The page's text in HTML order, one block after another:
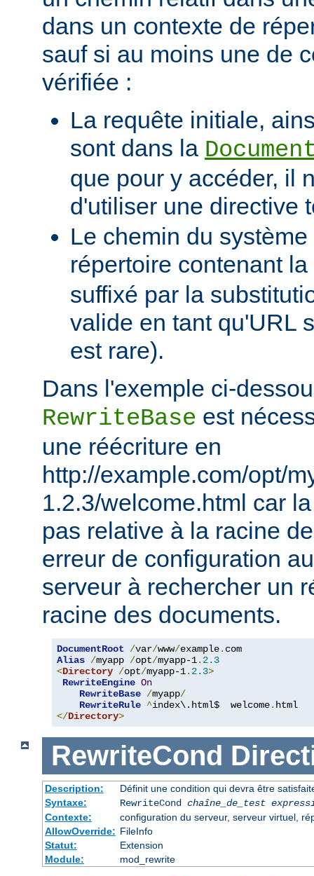
dans un contexte de
sauf si au moins une de
vérifiée :
La requête initiale,
sont dans la
que pour y accéder, il
d'utiliser une directive
Le chemin du
répertoire contenant la
suffixé par la
valide en tant qu'URL
est rare).
Dans l'exemple ci-
RewriteBase est
une réécriture en
http://example.com/opt/
1.2.3/welcome.html car
pas relative à la racine
erreur de configuration
serveur à rechercher un
racine des documents.
DocumentRoot /var/www/example.
Alias /myapp /opt/myapp-1. 2.3
<Directory /opt/myapp-1. 2.3>
RewriteEngine On
RewriteBase /myapp/
RewriteRule ^index\.html$  welcome.
</Directory>
RewriteCond
Description:
Définit une condition qui devra être
Syntaxe:
RewriteCond chaîne_de_test
Contexte:
configuration du serveur, serveur virtuel,
AllowOverride: FileInfo
Statut:
Extension
Module:
mod_rewrite